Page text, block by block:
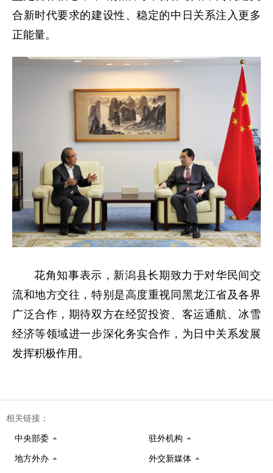
合新时代要求的建设性、稳定的中日关系注入更多
正能量。
花角知事表示，新潟县长期致力于对华民间交
流和地方交往，特别是高度重视同黑龙江省及各界
广泛合作，期待双方在经贸投资、客运通航、冰雪
经济等领域进一步深化务实合作，为日中关系发展
发挥积极作用。
相关链接：
中央部委 驻外机构
地方外办 外交新媒体